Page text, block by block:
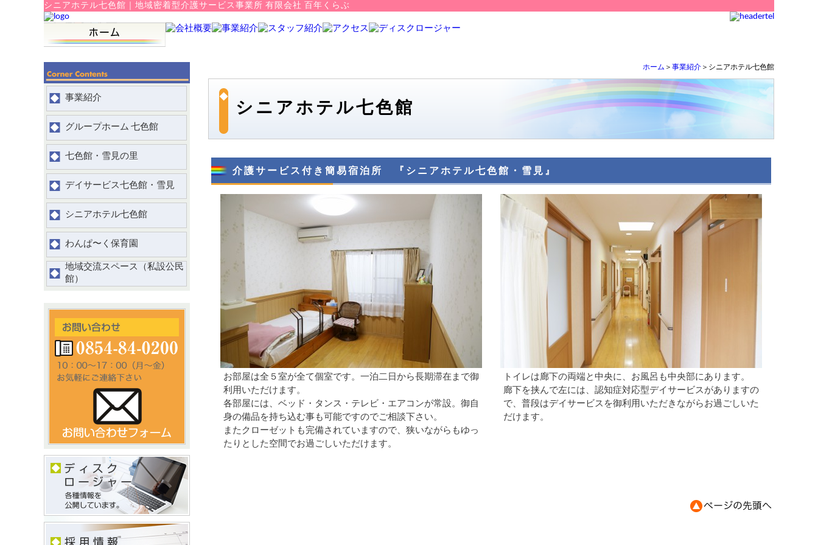
シニアホテル七色館 地域密着型介護サービス事業所 有限会社 百年くらぶ
ホーム ＞ 事業紹介 ＞シニアホテル七色館
シニアホテル七色館
介護サービス付き簡易宿泊所 『シニアホテル七色館・雪見』
お部屋は全５室が全て個室です。一泊二日から長期滞在まで御
利用いただけます。
各部屋には、ベッド・タンス・テレビ・エアコンが常設。御自
身の備品を持ち込む事も可能ですのでご相談下さい。
またクローゼットも完備されていますので、狭いながらもゆっ
たりとした空間でお過ごしいただけます。
トイレは廊下の両端と中央に、お風呂も中央部にあります。
廊下を挟んで左には、認知症対応型デイサービスがありますの
で、普段はデイサービスを御利用いただきながらお過ごしいた
だけます。
事業紹介
グループホーム 七色館
七色館・雪見の里
デイサービス七色館・雪見
シニアホテル七色館
わんぱ〜く保育園
地域交流スペース（私設公民
館）